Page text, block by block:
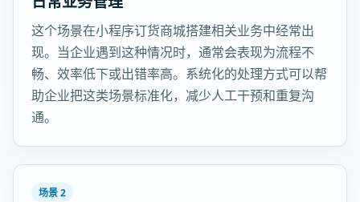
这个场景在小程序订货商城搭建相关业务中经常出
现。当企业遇到这种情况时，通常会表现为流程不
畅、效率低下或出错率高。系统化的处理方式可以帮
助企业把这类场景标准化，减少人工干预和重复沟
通。
场景 2